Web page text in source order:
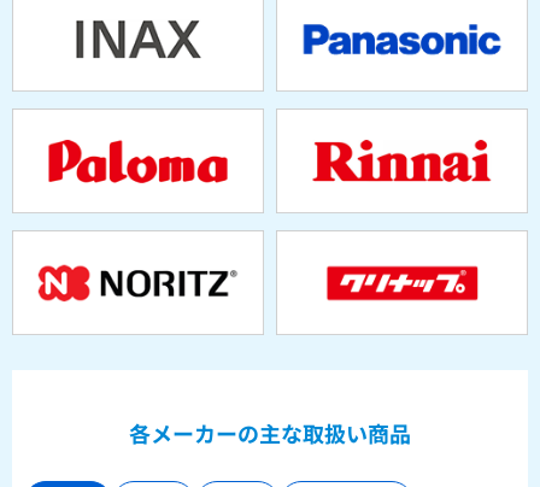
各メーカーの主な取扱い商品